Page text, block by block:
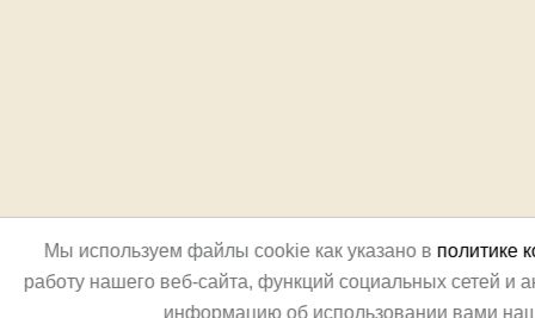
Мы используем файлы cookie как указано в политике
работу нашего веб-сайта, функций социальных сетей и
информацию об использовании вами